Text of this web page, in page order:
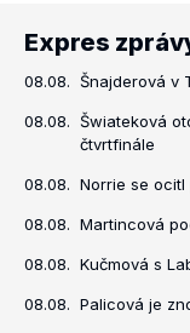
Expres
08.08. Šnajderová v
08.08. Šwiateková
čtvrtfinále
08.08. Norrie se
08.08. Martincová
08.08. Kučmová s
08.08. Palicová je